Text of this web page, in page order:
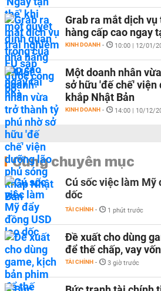
Grab ra mắt dịch
hàng cấp cao ngay
KINH DOANH - 10:00 | 12/01/
Một doanh nhân
sở hữu 'đế chế'
khắp Nhật Bản
KINH DOANH - 14:00 | 10/12/
Cùng chuyên mục
Cú sốc việc làm Mỹ
dốc
TÀI CHÍNH - 1 phút trước
Đề xuất cho dùng
để thế chấp, vay
TÀI CHÍNH - 3 giờ trước